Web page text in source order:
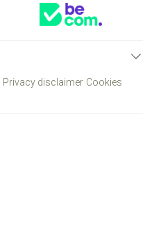
Privacy disclaimer Cookies